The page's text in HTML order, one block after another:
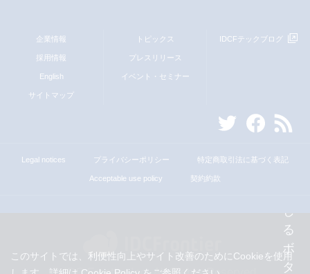
このサイトでは、利便性向上やサイト改善のためにCookieを使用
企業情報
採用情報
English
サイトマップ
トピックス
プレスリリース
イベント・セミナー
IDCFテックブログ
Legal notices プライバシーポリシー 特定商取引法に基づく表記
Acceptable use policy 契約約款